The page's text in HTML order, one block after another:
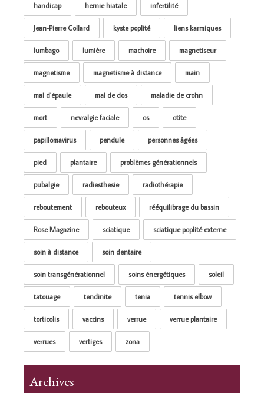
handicap hernie hiatale infertilité
Jean-Pierre Collard kyste poplité liens karmiques
lumbago lumière machoire magnetiseur
magnetisme magnetisme à distance main
mal d'épaule mal de dos maladie de crohn
mort nevralgie faciale os otite
papillomavirus pendule personnes âgées
pied plantaire problèmes générationnels
pubalgie radiesthesie radiothérapie
reboutement rebouteux rééquilibrage du bassin
Rose Magazine sciatique sciatique poplité externe
soin à distance soin dentaire
soin transgénérationnel soins énergétiques soleil
tatouage tendinite tenia tennis elbow
torticolis vaccins verrue verrue plantaire
verrues vertiges zona
Archives